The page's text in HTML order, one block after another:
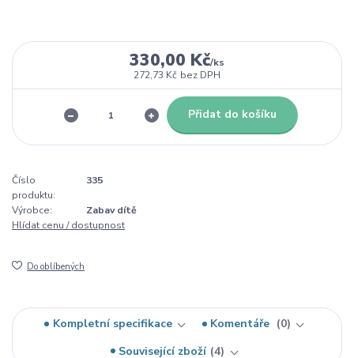
330,00 Kč/ks
272,73 Kč bez DPH
Přidat do košíku
Číslo
produktu:
335
Výrobce:
Zabav dítě
Hlídat cenu / dostupnost
Do oblíbených
Kompletní specifikace Komentáře
0
Související zboží 4